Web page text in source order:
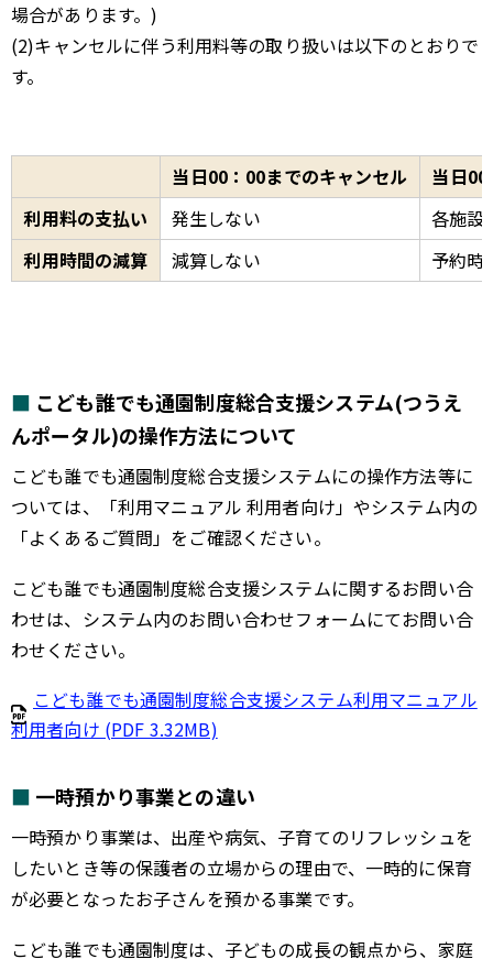
場合があります。)
(2)キャンセルに伴う利用料等の取り扱いは以下のとおりで
す。
当日00：00までのキャンセル
当日
利用料の支払い
発生しない
各施設
利用時間の減算
減算しない 予約時
こども誰でも通園制度総合支援システム(つうえ
んポータル)の操作方法について
こども誰でも通園制度総合支援システムにの操作方法等に
ついては、「利用マニュアル 利用者向け」やシステム内の
「よくあるご質問」をご確認ください。
こども誰でも通園制度総合支援システムに関するお問い合
わせは、システム内のお問い合わせフォームにてお問い合
わせください。
こども誰でも通園制度総合支援システム利用マニュアル
利用者向け (PDF 3.32MB)
一時預かり事業との違い
一時預かり事業は、出産や病気、子育てのリフレッシュを
したいとき等の保護者の立場からの理由で、一時的に保育
が必要となったお子さんを預かる事業です。
こども誰でも通園制度は、子どもの成長の観点から、家庭